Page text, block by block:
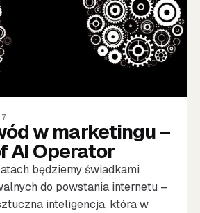
w marketingu –
AI Operator
będziemy świadkami
do powstania internetu –
inteligencja, która w